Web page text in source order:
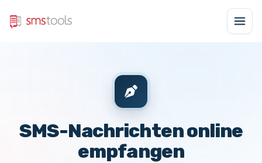
SMS-Nachrichten online
empfangen